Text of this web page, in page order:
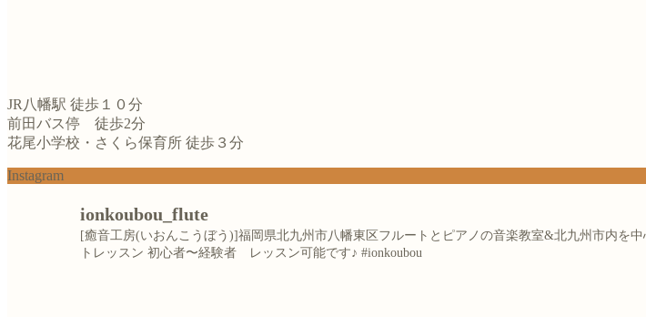
JR八幡駅 徒歩１０分
前田バス停 徒歩2分
花尾小学校・さくら保育所 徒歩３分
Instagram
ionkoubou_flute
[癒音工房(いおんこうぼう)]福岡県北九州市八幡東区フルートとピアノの音楽教室&北九州市内を
トレッスン 初心者〜経験者 レッスン可能です♪ #ionkoubou